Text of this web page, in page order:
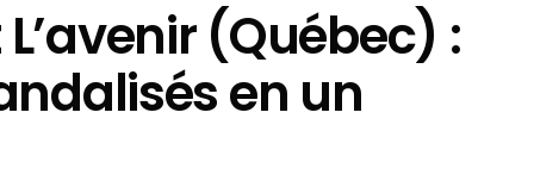
(Québec) :
en un